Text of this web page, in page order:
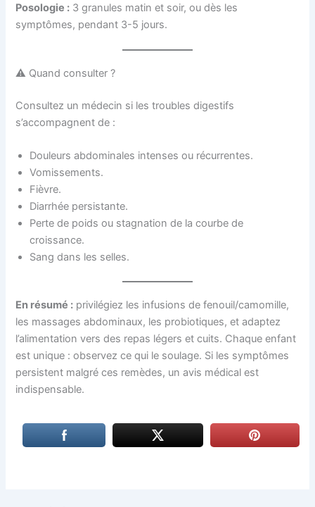
Posologie : 3 granules matin et soir, ou dès les
symptômes, pendant 3-5 jours.
⚠️ Quand consulter ?
Consultez un médecin si les troubles digestifs
s’accompagnent de :
Douleurs abdominales intenses ou récurrentes.
Vomissements.
Fièvre.
Diarrhée persistante.
Perte de poids ou stagnation de la courbe de
croissance.
Sang dans les selles.
En résumé : privilégiez les infusions de fenouil/camomille,
les massages abdominaux, les probiotiques, et adaptez
l’alimentation vers des repas légers et cuits. Chaque enfant
est unique : observez ce qui le soulage. Si les symptômes
persistent malgré ces remèdes, un avis médical est
indispensable.